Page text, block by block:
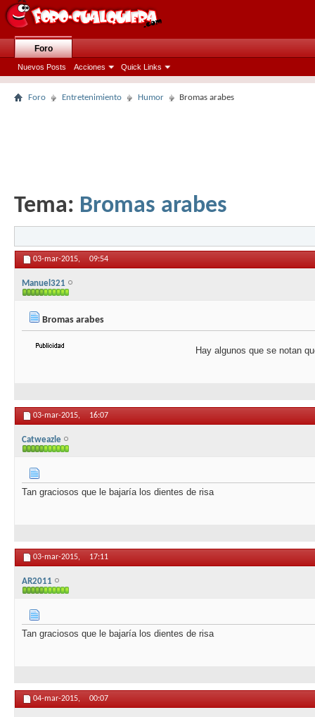
Foro
Nuevos Posts Acciones Quick Links
Foro Entretenimiento Humor Bromas arabes
Tema: Bromas arabes
03-mar-2015, 09:54
Manuel321
Bromas arabes
Hay algunos que se notan
03-mar-2015, 16:07
Catweazle
Tan graciosos que le bajaría los dientes de risa
03-mar-2015, 17:11
AR2011
Tan graciosos que le bajaría los dientes de risa
04-mar-2015, 00:07